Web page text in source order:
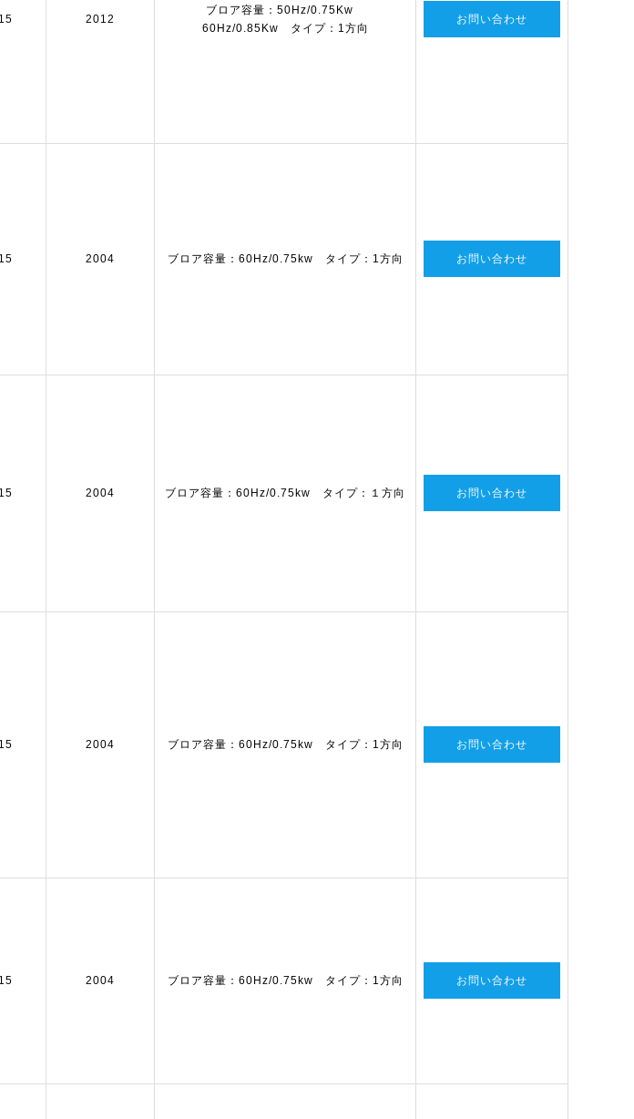
2012
ブロア容量：50Hz/0.75Kw
60Hz/0.85Kw タイプ：1方向
お問い合わせ
2004 ブロア容量：60Hz/0.75kw タイプ：1方向 お問い合わせ
2004 ブロア容量：60Hz/0.75kw タイプ：１方向 お問い合わせ
2004 ブロア容量：60Hz/0.75kw タイプ：1方向 お問い合わせ
2004 ブロア容量：60Hz/0.75kw タイプ：1方向 お問い合わせ